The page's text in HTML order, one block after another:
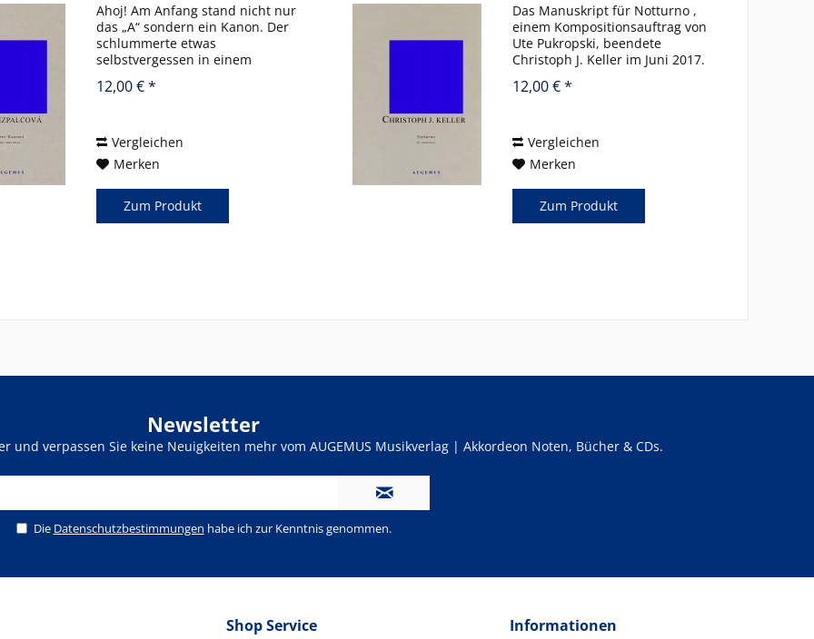
Ahoj! Am Anfang stand nicht nur
das „A“ sondern ein Kanon. Der
schlummerte etwas
selbstvergessen in einem
nahm ihn sich zur Hand,
wir hatten unseren Spaß...
12,00 € *
Vergleichen
Merken
Zum Produkt
Das Manuskript für Notturno ,
einem Kompositionsauftrag von
Ute Pukropski, beendete
Christoph J. Keller im Juni 2017.
Melodie Liebster Herr Jesu Christ
12,00 € *
Vergleichen
Merken
Zum Produkt
Newsletter
und verpassen Sie keine Neuigkeiten mehr vom AUGEMUS Musikverlag | Akkordeon Noten, Bücher & CDs.
Die Datenschutzbestimmungen habe ich zur Kenntnis genommen.
Shop Service Informationen